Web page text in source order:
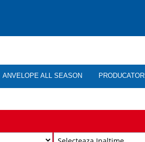
ANVELOPE ALL SEASON PRODUCATORI